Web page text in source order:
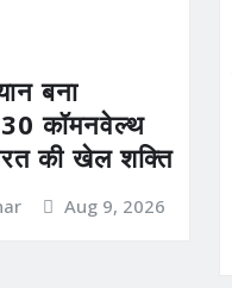
बना
कॉमनवेल्थ
की खेल शक्ति
Aug 9, 2026